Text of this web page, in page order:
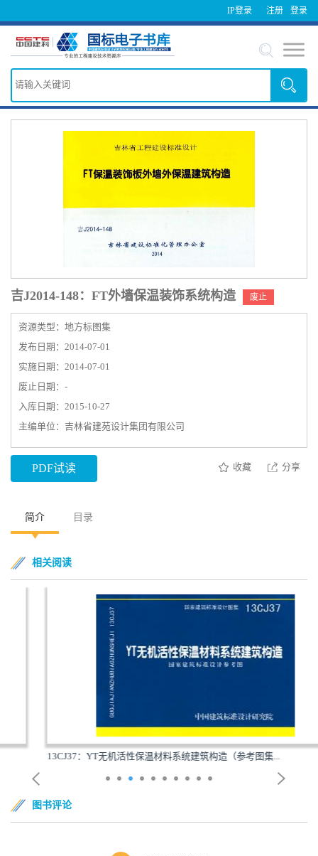
IP登录 登录
注册
吉J2014-148：FT外墙保温装饰系统构造 废止
资源类型：地方标图集
发布日期：2014-07-01
实施日期：2014-07-01
废止日期：-
入库日期：2015-10-27
主编单位：吉林省建苑设计集团有限公司
PDF试读 收藏 分享
简介 目录
相关阅读
13CJ37：YT无机活性保温材料系统建筑构造（参考图集...
图书评论